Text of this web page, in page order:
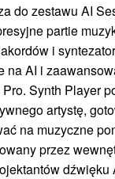
do zestawu AI
partie
i
na AI i
Synth Player
artystę,
na muzyczne
przez
dźwięku